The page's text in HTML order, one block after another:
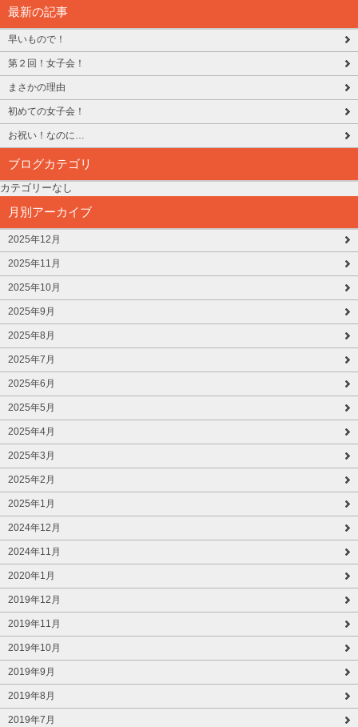
最新の記事
早いもので！
第２回！女子会！
まさかの理由
初めての女子会！
お祝い！なのに…
ブログカテゴリ
カテゴリーなし
月別アーカイブ
2025年12月
2025年11月
2025年10月
2025年9月
2025年8月
2025年7月
2025年6月
2025年5月
2025年4月
2025年3月
2025年2月
2025年1月
2024年12月
2024年11月
2020年1月
2019年12月
2019年11月
2019年10月
2019年9月
2019年8月
2019年7月